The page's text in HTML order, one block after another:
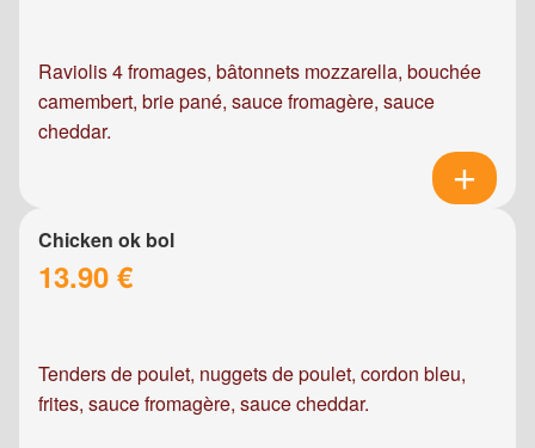
Raviolis 4 fromages, bâtonnets mozzarella, bouchée
camembert, brie pané, sauce fromagère, sauce
cheddar.
Chicken ok bol
13.90 €
Tenders de poulet, nuggets de poulet, cordon bleu,
frites, sauce fromagère, sauce cheddar.